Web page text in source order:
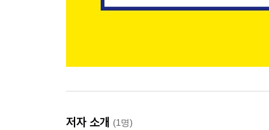
저자 소개 (1명)